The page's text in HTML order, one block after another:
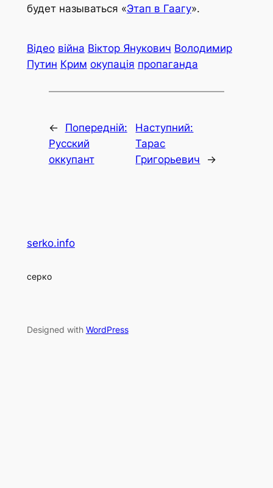
будет называться «Этап в Гаагу».
Відео війна Віктор Янукович Володимир
Путин Крим окупація пропаганда
←
Попередній:
Русский
оккупант
Наступний:
Тарас
Григорьевич
→
serko.info
серко
Designed with WordPress